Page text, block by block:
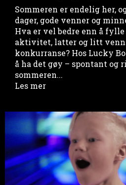
Sommeren er endelig her,
dager, gode venner og
Hva er vel bedre enn å fylle
aktivitet, latter og litt
konkurranse? Hos Lucky
å ha det gøy – spontant og
sommeren...
Les mer